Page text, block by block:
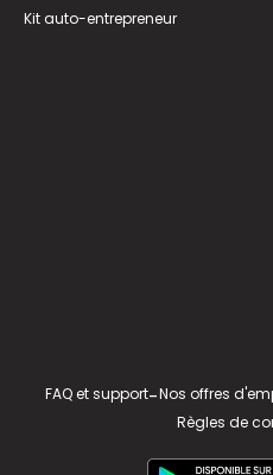
Kit auto-entrepreneur
FAQ et support-Nos offres
Règles de